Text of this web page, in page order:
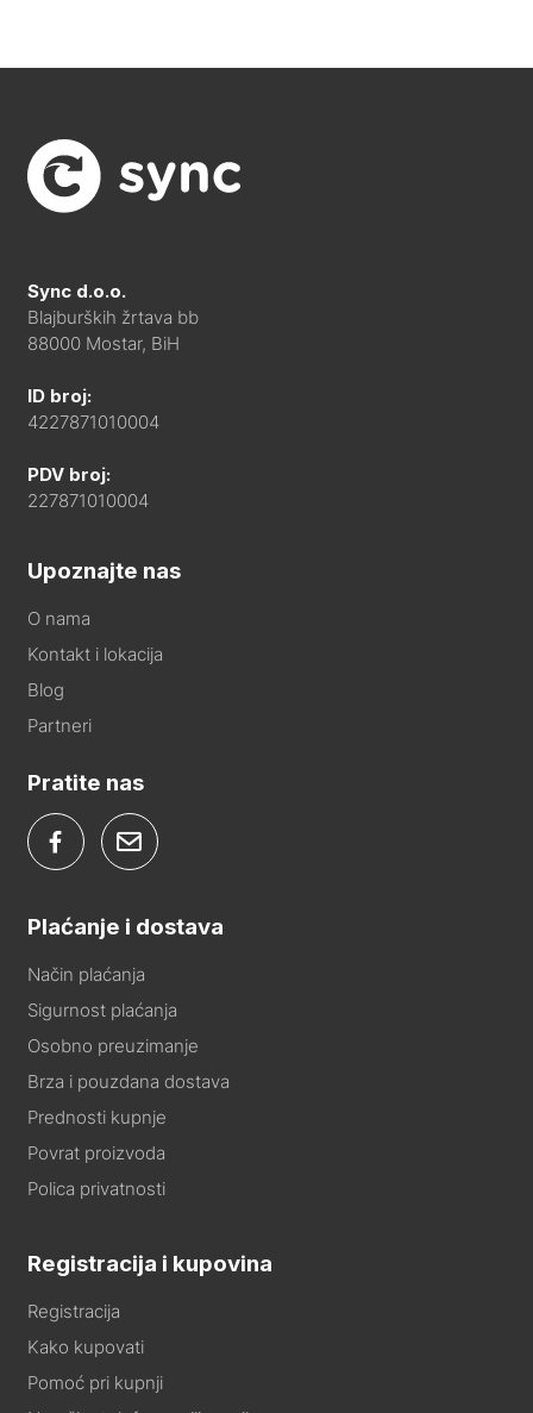
Sync d.o.o.
Blajburških žrtava bb
88000 Mostar, BiH
ID broj:
4227871010004
PDV broj:
227871010004
Upoznajte nas
O nama
Kontakt i lokacija
Blog
Partneri
Pratite nas
Plaćanje i dostava
Način plaćanja
Sigurnost plaćanja
Osobno preuzimanje
Brza i pouzdana dostava
Prednosti kupnje
Povrat proizvoda
Polica privatnosti
Registracija i kupovina
Registracija
Kako kupovati
Pomoć pri kupnji